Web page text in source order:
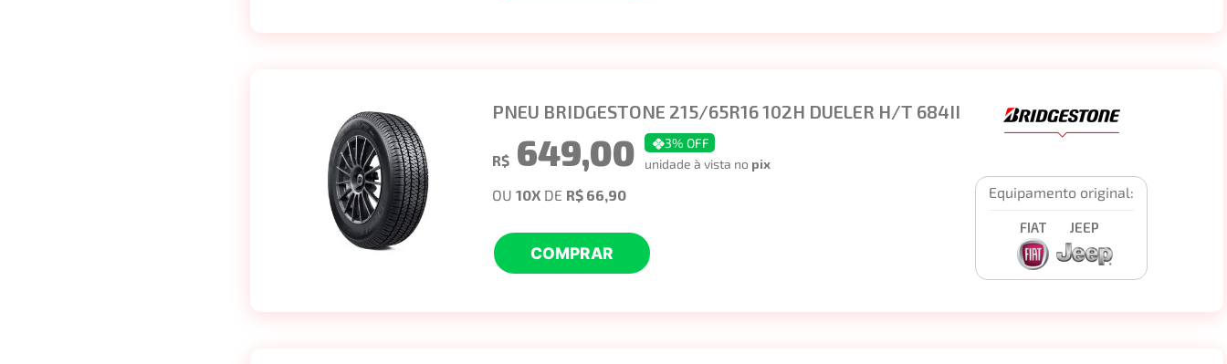
PNEU BRIDGESTONE 215/65R16 102H DUELER H/T 684II
R$ 649,00 3% OFF
unidade à vista no pix
OU 10X DE R$ 66,90
COMPRAR
Equipamento original:
FIAT JEEP